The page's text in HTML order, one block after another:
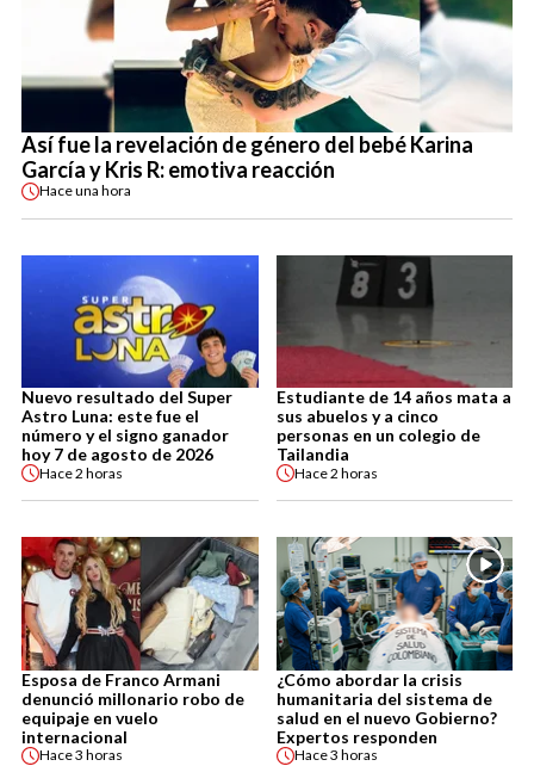
Así fue la revelación de género del bebé Karina
García y Kris R: emotiva reacción
Haceuna hora
Nuevo resultado del Super
Astro Luna: este fue el
número y el signo ganador
hoy 7 de agosto de 2026
Hace2 horas
Estudiante de 14 años mata a
sus abuelos y a cinco
personas en un colegio de
Tailandia
Hace2 horas
Esposa de Franco Armani
denunció millonario robo de
equipaje en vuelo
internacional
Hace3 horas
¿Cómo abordar la crisis
humanitaria del sistema de
salud en el nuevo Gobierno?
Expertos responden
Hace3 horas